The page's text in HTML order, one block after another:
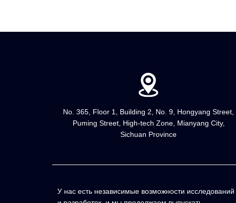
No. 365, Floor 1, Building 2, No. 9, Hongyang Street,
Puming Street, High-tech Zone, Mianyang City,
Sichuan Province
У нас есть независимые возможности исследований